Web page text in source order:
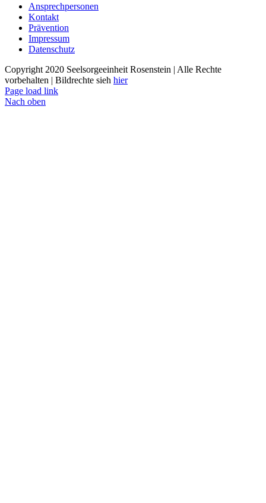
Ansprechpersonen
Kontakt
Prävention
Impressum
Datenschutz
Copyright 2020 Seelsorgeeinheit Rosenstein | Alle Rechte
vorbehalten | Bildrechte sieh hier
Page load link
Nach oben